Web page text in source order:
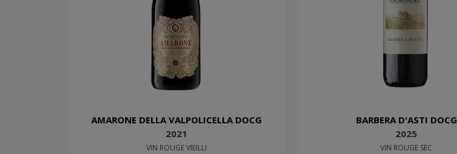
AMARONE DELLA VALPOLICELLA DOCG
2021
VIN ROUGE VIEILLI
BARBERA D'ASTI DOCG
2025
VIN ROUGE SEC